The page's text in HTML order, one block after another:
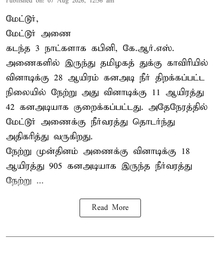
மேட்டூர்,
மேட்டூர் அணை
கடந்த 3 நாட்களாக கபினி, கே.ஆர்.எஸ்.
அணைகளில் இருந்து தமிழகத் துக்கு காவிரியில்
வினாடிக்கு 28 ஆயிரம் கனஅடி நீர் திறக்கப்பட்ட
நிலையில் நேற்று அது வினாடிக்கு 11 ஆயிரத்து
42 கனஅடியாக குறைக்கப்பட்டது. அதேநேரத்தில்
மேட்டூர் அணைக்கு நீர்வரத்து தொடர்ந்து
அதிகரித்து வருகிறது.
நேற்று முன்தினம் அணைக்கு வினாடிக்கு 18
ஆயிரத்து 905 கனஅடியாக இருந்த நீர்வரத்து
நேற்று ...
Read More